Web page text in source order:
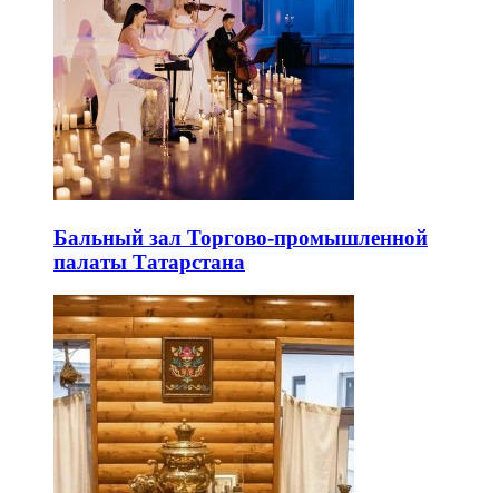
Бальный зал Торгово-промышленной
палаты Татарстана